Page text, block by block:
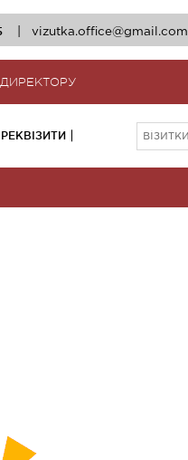
vizutka.office@gmail.com
РЕКВІЗИТИ